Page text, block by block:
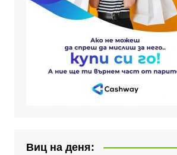
Виц на деня: